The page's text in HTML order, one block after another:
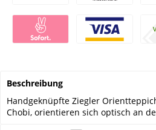
Beschreibung
Handgeknüpfte Ziegler
Chobi, orientieren sich optisch an